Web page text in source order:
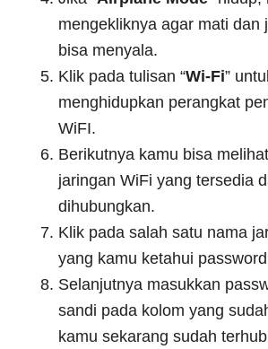
mengekliknya agar mati dan
bisa menyala.
Klik pada tulisan “Wi-Fi”
menghidupkan perangkat
WiFI.
Berikutnya kamu bisa
jaringan WiFi yang tersedia
dihubungkan.
Klik pada salah satu nama
yang kamu ketahui
Selanjutnya masukkan
sandi pada kolom yang
kamu sekarang sudah